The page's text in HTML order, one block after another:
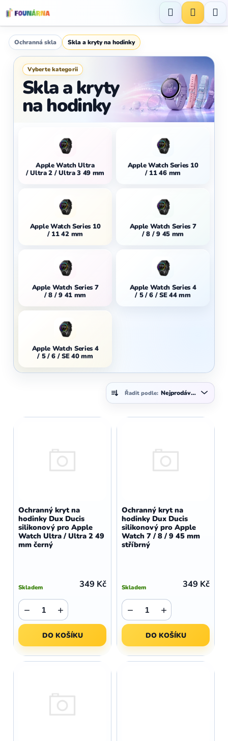
na
obsah
Hledat
Ochranná skla Skla a kryty na hodinky
Skla a kryty
na hodinky
Vyberte kategorii
Apple Watch Ultra
/ Ultra 2 / Ultra 3 49 mm
Apple Watch Series 10
/ 11 46 mm
Apple Watch Series 10
/ 11 42 mm
Apple Watch Series 7
/ 8 / 9 45 mm
Apple Watch Series 7
/ 8 / 9 41 mm
Apple Watch Series 4
/ 5 / 6 / SE 44 mm
Apple Watch Series 4
/ 5 / 6 / SE 40 mm
Ř
a
e
Řadit podle: Nejprodávanější
ý
o
d
u
k
Ochranný kryt na
hodinky Dux Ducis
silikonový pro Apple
Watch Ultra / Ultra 2 49
mm černý
Skladem 349 Kč
+
−
DO KOŠÍKU
Ochranný kryt na
hodinky Dux Ducis
silikonový pro Apple
Watch 7 / 8 / 9 45 mm
stříbrný
Skladem 349 Kč
+
−
DO KOŠÍKU